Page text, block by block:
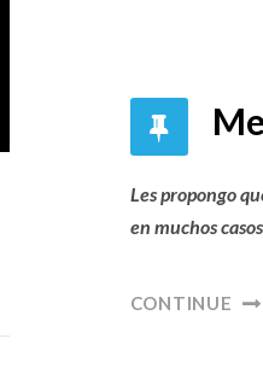
Les propongo
en muchos
CONTINUE